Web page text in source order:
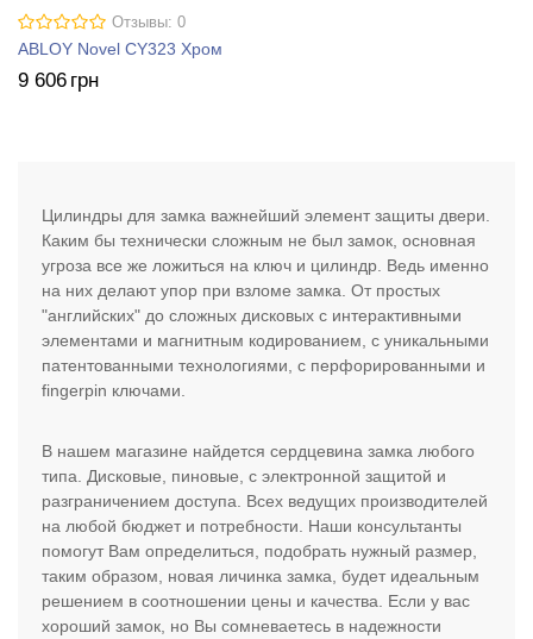
Отзывы: 0
ABLOY Novel CY323 Хром
9 606 грн
Цилиндры для замка важнейший элемент защиты двери.
Каким бы технически сложным не был замок, основная
угроза все же ложиться на ключ и цилиндр. Ведь именно
на них делают упор при взломе замка. От простых
"английских" до сложных дисковых с интерактивными
элементами и магнитным кодированием, с уникальными
патентованными технологиями, с перфорированными и
fingerpin ключами.
В нашем магазине найдется сердцевина замка любого
типа. Дисковые, пиновые, с электронной защитой и
разграничением доступа. Всех ведущих производителей
на любой бюджет и потребности. Наши консультанты
помогут Вам определиться, подобрать нужный размер,
таким образом, новая личинка замка, будет идеальным
решением в соотношении цены и качества. Если у вас
хороший замок, но Вы сомневаетесь в надежности